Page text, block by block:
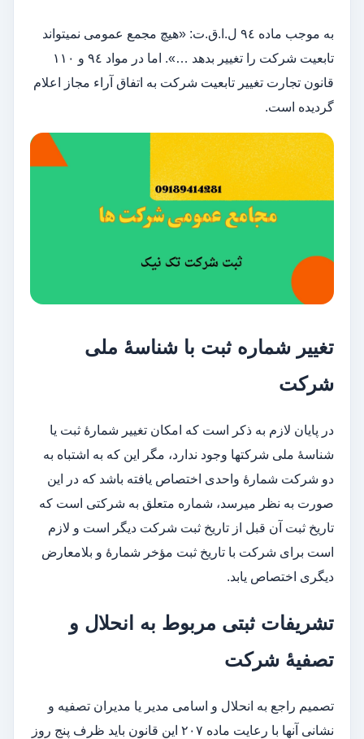
به موجب ماده ٩٤ ل.ا.ق.ت: «هیچ مجمع عمومی نمی­تواند
تابعیت شرکت را تغییر بدهد …». اما در مواد ٩٤ و ۱۱۰
قانون تجارت تغییر تابعیت شرکت به اتفاق آراء مجاز اعلام
گردیده است.
تغییر شماره ثبت با شناسۀ ملی
شرکت
در پایان لازم به ذکر است که امکان تغییر شمارۀ ثبت یا
شناسۀ ملی شرکت­ها وجود ندارد، مگر این که به اشتباه به
دو شرکت شمارۀ واحدی اختصاص یافته باشد که در این
صورت به نظر می­رسد، شماره متعلق به شرکتی است که
تاریخ ثبت آن قبل از تاریخ ثبت شرکت دیگر است و لازم
است برای شرکت با تاریخ ثبت مؤخر شمارۀ و بلامعارض
دیگری اختصاص یابد.
تشریفات ثبتی مربوط به انحلال و
تصفیۀ شرکت
تصمیم راجع به انحلال و اسامی مدیر یا مدیران تصفیه و
نشانی آنها با رعایت ماده ۲۰۷ این قانون باید ظرف پنج روز